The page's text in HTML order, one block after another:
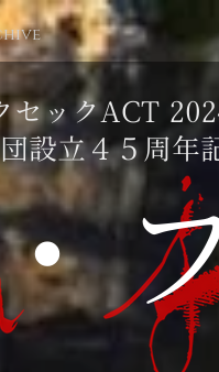
セックACT
団設立４５周年